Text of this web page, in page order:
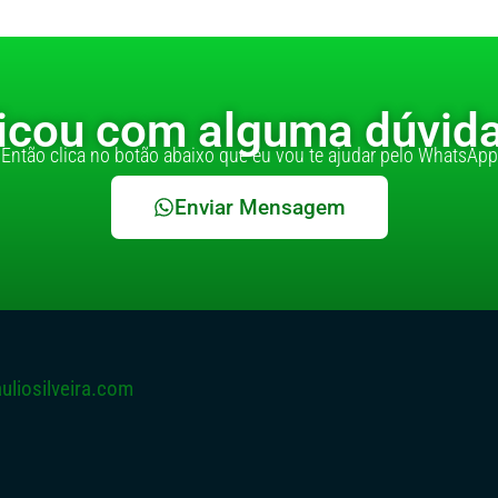
com alguma
Então clica no botão abaixo que eu vou te ajudar pelo WhatsApp
Enviar Mensagem